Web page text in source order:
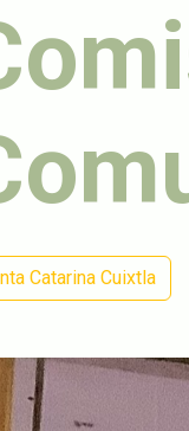
Catarina Cuixtla